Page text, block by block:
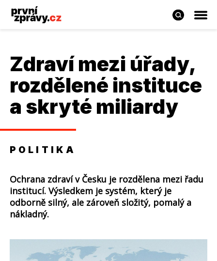
Zdraví mezi úřady,
rozdělené instituce
a skryté miliardy
POLITIKA
Ochrana zdraví v Česku je rozdělena mezi řadu
institucí. Výsledkem je systém, který je
odborně silný, ale zároveň složitý, pomalý a
nákladný.